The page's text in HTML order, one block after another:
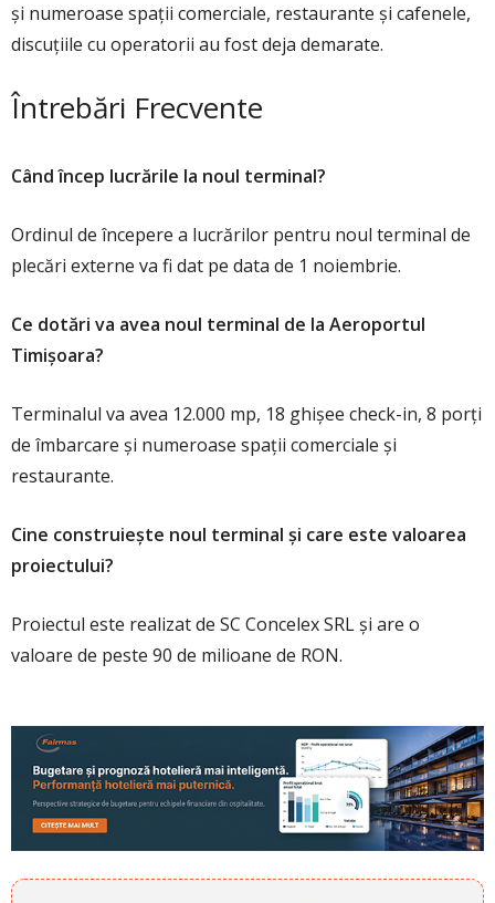
și numeroase spații comerciale, restaurante și cafenele,
discuțiile cu operatorii au fost deja demarate.
Întrebări Frecvente
Când încep lucrările la noul terminal?
Ordinul de începere a lucrărilor pentru noul terminal de
plecări externe va fi dat pe data de 1 noiembrie.
Ce dotări va avea noul terminal de la Aeroportul
Timișoara?
Terminalul va avea 12.000 mp, 18 ghișee check-in, 8 porți
de îmbarcare și numeroase spații comerciale și
restaurante.
Cine construiește noul terminal și care este valoarea
proiectului?
Proiectul este realizat de SC Concelex SRL și are o
valoare de peste 90 de milioane de RON.